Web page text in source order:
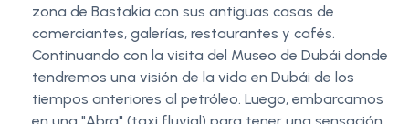
zona de Bastakia con sus antiguas casas de
comerciantes, galerías, restaurantes y cafés.
Continuando con la visita del Museo de Dubái donde
tendremos una visión de la vida en Dubái de los
tiempos anteriores al petróleo. Luego, embarcamos